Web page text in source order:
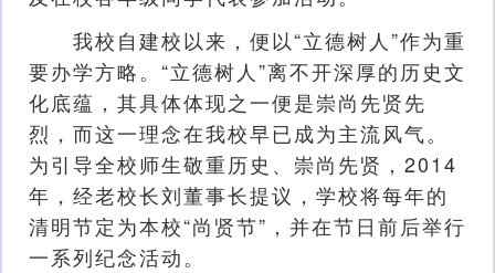
我校自建校以来，便以“立德树人”作为重
要办学方略。“立德树人”离不开深厚的历史文
化底蕴，其具体体现之一便是崇尚先贤先
烈，而这一理念在我校早已成为主流风气。
为引导全校师生敬重历史、崇尚先贤，2014
年，经老校长刘董事长提议，学校将每年的
清明节定为本校“尚贤节”，并在节日前后举行
一系列纪念活动。